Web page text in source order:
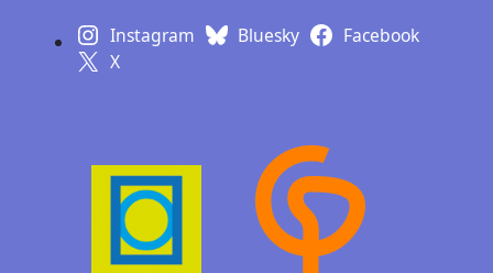
Instagram Bluesky
Facebook
X